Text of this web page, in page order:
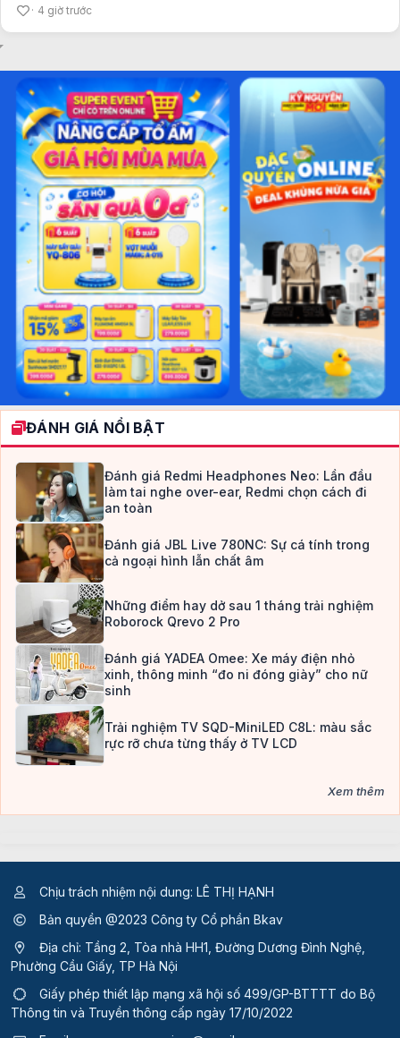
4 giờ trước
ĐÁNH GIÁ NỔI BẬT
Đánh giá Redmi Headphones Neo: Lần đầu
làm tai nghe over-ear, Redmi chọn cách đi
an toàn
Đánh giá JBL Live 780NC: Sự cá tính trong
cả ngoại hình lẫn chất âm
Những điểm hay dở sau 1 tháng trải nghiệm
Roborock Qrevo 2 Pro
Đánh giá YADEA Omee: Xe máy điện nhỏ
xinh, thông minh “đo ni đóng giày” cho nữ
sinh
Trải nghiệm TV SQD-MiniLED C8L: màu sắc
rực rỡ chưa từng thấy ở TV LCD
Xem thêm
Chịu trách nhiệm nội dung: LÊ THỊ HẠNH
Bản quyền @2023 Công ty Cổ phần Bkav
Địa chỉ: Tầng 2, Tòa nhà HH1, Đường Dương Đình Nghệ,
Phường Cầu Giấy, TP Hà Nội
Giấy phép thiết lập mạng xã hội số 499/GP-BTTTT do Bộ
Thông tin và Truyền thông cấp ngày 17/10/2022